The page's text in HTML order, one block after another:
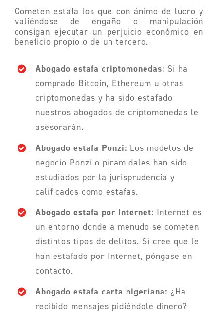
Cometen estafa los que con ánimo de lucro y
valiéndose de engaño o manipulación
consigan ejecutar un perjuicio económico en
beneficio propio o de un tercero.
Abogado estafa criptomonedas: Si ha
comprado Bitcoin, Ethereum u otras
criptomonedas y ha sido estafado
nuestros abogados de criptomonedas le
asesorarán.
Abogado estafa Ponzi: Los modelos de
negocio Ponzi o piramidales han sido
estudiados por la jurisprudencia y
calificados como estafas.
Abogado estafa por Internet: Internet es
un entorno donde a menudo se cometen
distintos tipos de delitos. Si cree que le
han estafado por Internet, póngase en
contacto.
Abogado estafa carta nigeriana: ¿Ha
recibido mensajes pidiéndole dinero?